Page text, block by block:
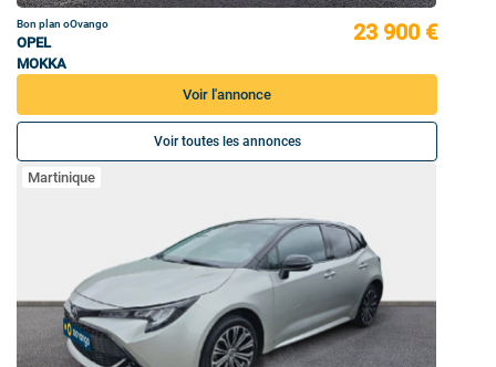
Bon plan oOvango
OPEL
MOKKA
23 900 €
Voir l'annonce
Voir toutes les annonces
Martinique